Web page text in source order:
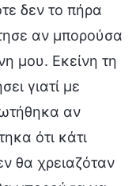
δεν το πήρα
αν μπορούσα
μου. Εκείνη τη
γιατί με
αν
ότι κάτι
θα χρειαζόταν